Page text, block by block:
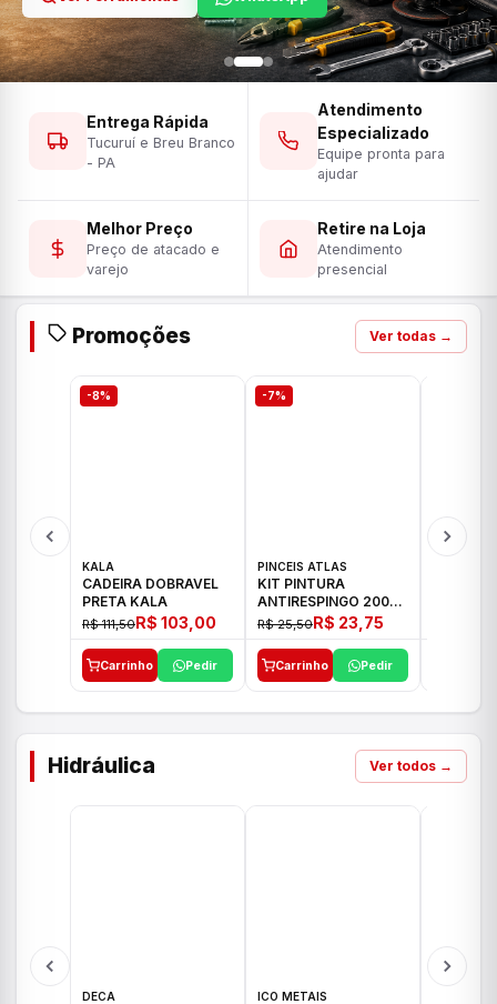
Entrega Rápida
Tucuruí e Breu Branco
- PA
Atendimento
Especializado
Equipe pronta para
ajudar
Melhor Preço
Preço de atacado e
varejo
Retire na Loja
Atendimento
presencial
Promoções Ver todas →
-8%
KALA
CADEIRA DOBRAVEL
PRETA KALA
R$ 111,50R$ 103,00
Carrinho Pedir
-7%
PINCEIS ATLAS
KIT PINTURA
ANTIRESPINGO 2003
ATLAS 03 PCS
R$ 25,50R$ 23,75
Carrinho Pedir
Hidráulica Ver todos →
DECA ICO METAIS